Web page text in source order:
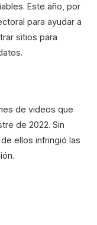
Este año, por
para ayudar a
sitios para
de videos que
de 2022. Sin
ellos infringió las